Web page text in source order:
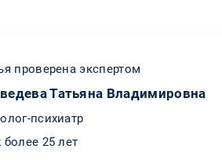
проверена экспертом
Татьяна Владимировна
психиатр
25 лет